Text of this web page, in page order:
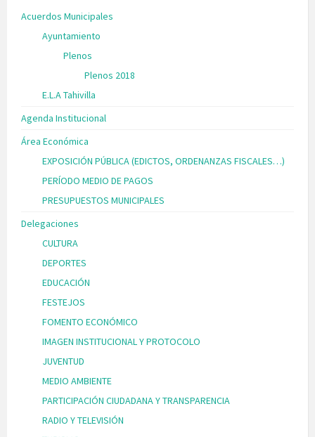
Acuerdos Municipales
Ayuntamiento
Plenos
Plenos 2018
E.L.A Tahivilla
Agenda Institucional
Área Económica
EXPOSICIÓN PÚBLICA (EDICTOS, ORDENANZAS FISCALES…)
PERÍODO MEDIO DE PAGOS
PRESUPUESTOS MUNICIPALES
Delegaciones
CULTURA
DEPORTES
EDUCACIÓN
FESTEJOS
FOMENTO ECONÓMICO
IMAGEN INSTITUCIONAL Y PROTOCOLO
JUVENTUD
MEDIO AMBIENTE
PARTICIPACIÓN CIUDADANA Y TRANSPARENCIA
RADIO Y TELEVISIÓN